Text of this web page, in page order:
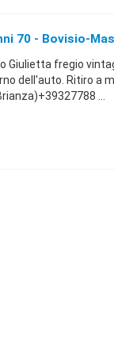
70 - Bovisio-
Giulietta fregio
dell'auto. Ritiro a
...